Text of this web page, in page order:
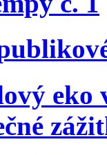
eko